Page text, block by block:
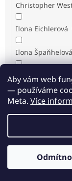
Aby vám web
— používáme
Meta. Více
Christopher
Ilona Eichlerová
Ilona Špaňhelová
Ilse Sand
Immaculée
Ingrid Biermann
Irvin D. Yalom 3